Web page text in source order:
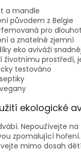
a mandle
původem z Belgie
pro
a znatelně zjemní
eko aviváži
životnímu prostředí,
testováno
ekologické
Nepoužívejte na
zpomalující
mimo dosah